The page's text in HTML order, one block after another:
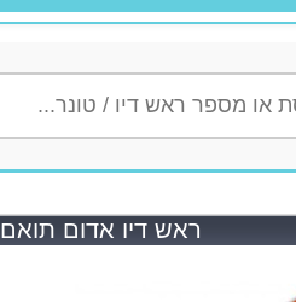
ראש דיו אדום תואם CLI571MXL CANON